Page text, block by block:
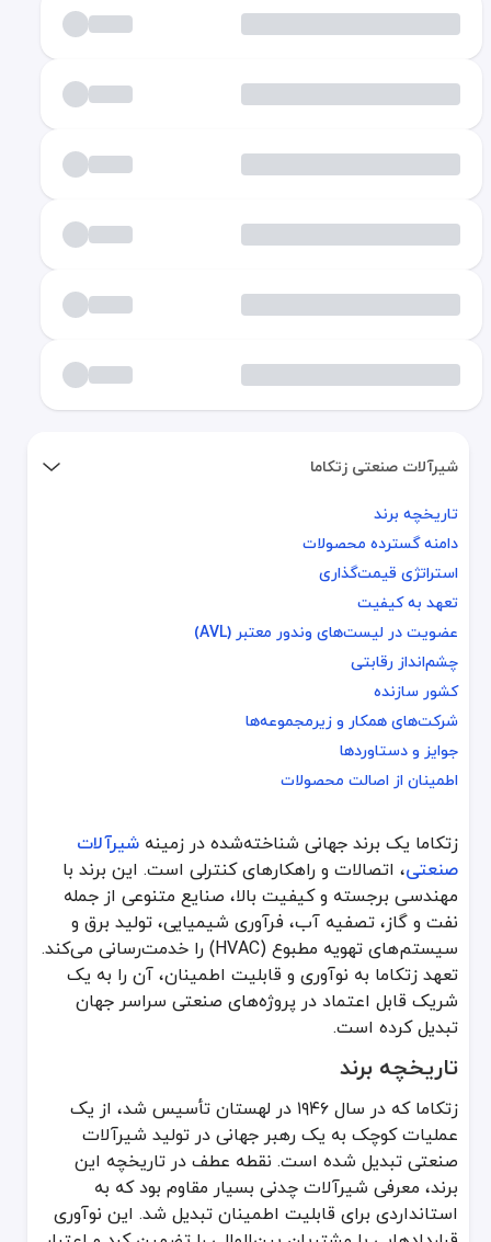
شیرآلات صنعتی زتکاما
تاریخچه برند
دامنه گسترده محصولات
استراتژی قیمت‌گذاری
تعهد به کیفیت
عضویت در لیست‌های وندور معتبر (AVL)
چشم‌انداز رقابتی
کشور سازنده
شرکت‌های همکار و زیرمجموعه‌ها
جوایز و دستاوردها
اطمینان از اصالت محصولات
زتکاما یک برند جهانی شناخته‌شده در زمینهشیرآلات صنعتی
تاریخچه برند
زتکاما که در سال ۱۹۴۶ در لهستان تأسیس شد، از یک عملیات کوچک به یک رهبر جهانی در تولید شیرآلات صنعتی تبدیل شده است. نقطه عطف در تاریخچه این برند، معرفی شیرآلات چدنی بسیار مقاوم بود که به استانداردی برای قابلیت اطمینان تبدیل شد. این نوآوری قراردادهایی با مشتریان بین‌المللی را تضمین کرد و اعتبار زتکاما را به‌عنوان یک نام معتبر در صنعت تثبیت کرد. طی دهه‌ها، زتکاما به‌طور مستمر سازگار شده و فناوری‌های پیشرفته را در تأسیسات تولیدی مدرن خود ادغام کرده است و با تمرکز قوی بر تحقیق و توسعه، نیازهای در حال تغییر بخش صنعتی را برآورده کرده است.
دامنه گسترده محصولات
زتکاما مجموعه‌ای متنوع از محصولات را ارائه می‌دهد که برای رفع
شیرآلات چدنی: این شیرآلات که به‌دلیل استحکام و دوام شناخته
شیرآلات کنترلی: طراحی شده برای تنظیم دقیق جریان، فشار و دما،
شیرآلات پروانه‌ای: سبک و جمع‌وجور، این شیرآلات در سیستم‌های
صافی‌ها: برای حفاظت از خطوط لوله ضروری هستند، این دستگاه‌ها
شیرآلات یک‌طرفه: طراحی شده برای جلوگیری از جریان معکوس، این
زتکاما همچنین راهکارهای سفارشی برای برآورده کردن نیازهای
استراتژی قیمت‌گذاری
تاریخچه برند
دامنه گسترده محصولات
استراتژی قیمت‌گذاری
تعهد به کیفیت
عضویت در لیست‌های وندور معتبر (AVL)
چشم‌انداز رقابتی
کشور سازنده
شرکت‌های همکار و زیرمجموعه‌ها
جوایز و دستاوردها
اطمینان از اصالت محصولات
زتکاما یک برند جهانی شناخته‌شده در زمینه شیرآلات
صنعتی، اتصالات و راهکارهای کنترلی است. این برند با
مهندسی برجسته و کیفیت بالا، صنایع متنوعی از جمله
نفت و گاز، تصفیه آب، فرآوری شیمیایی، تولید برق و
سیستم‌های تهویه مطبوع (HVAC) را خدمت‌رسانی می‌کند.
تعهد زتکاما به نوآوری و قابلیت اطمینان، آن را به یک
شریک قابل اعتماد در پروژه‌های صنعتی سراسر جهان
تبدیل کرده است.
تاریخچه برند
زتکاما که در سال ۱۹۴۶ در لهستان تأسیس شد، از یک
عملیات کوچک به یک رهبر جهانی در تولید شیرآلات
صنعتی تبدیل شده است. نقطه عطف در تاریخچه این
برند، معرفی شیرآلات چدنی بسیار مقاوم بود که به
استانداردی برای قابلیت اطمینان تبدیل شد. این نوآوری